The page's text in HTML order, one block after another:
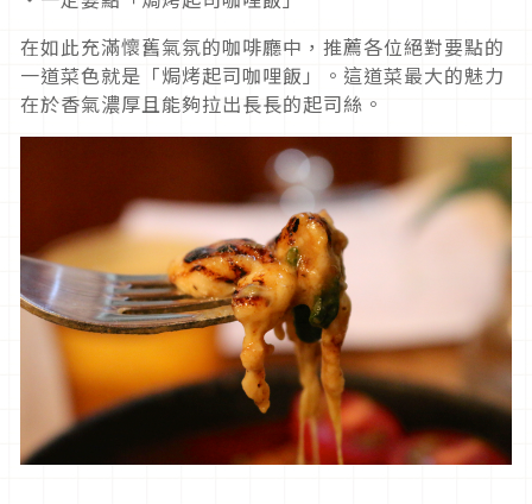
在如此充滿懷舊氣氛的咖啡廳中，推薦各位絕對要點的
一道菜色就是「焗烤起司咖哩飯」。這道菜最大的魅力
在於香氣濃厚且能夠拉出長長的起司絲。